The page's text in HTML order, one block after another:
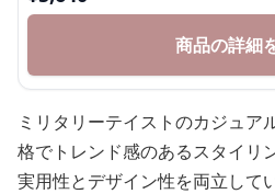
商品の詳細
ミリタリーテイストのカジュア
格でトレンド感のあるスタイリ
実用性とデザイン性を両立して